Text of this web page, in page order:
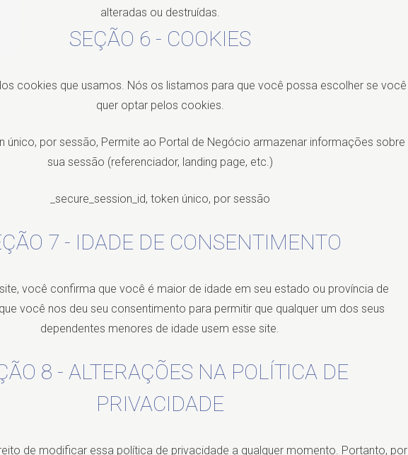
alteradas ou destruídas.
SEÇÃO 6 - COOKIES
cookies que usamos. Nós os listamos para que você possa escolher se você
quer optar pelos cookies.
único, por sessão, Permite ao Portal de Negócio armazenar informações sobre
sua sessão (referenciador, landing page, etc.)
_secure_session_id, token único, por sessão
7 - IDADE DE CONSENTIMENTO
você confirma que você é maior de idade em seu estado ou província de
você nos deu seu consentimento para permitir que qualquer um dos seus
dependentes menores de idade usem esse site.
8 - ALTERAÇÕES NA POLÍTICA DE
PRIVACIDADE
de modificar essa política de privacidade a qualquer momento. Portanto, por